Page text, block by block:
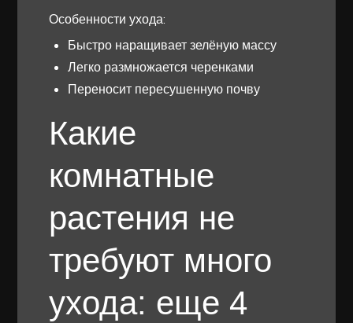
Особенности ухода:
Быстро наращивает зелёную массу
Легко размножается черенками
Переносит пересушенную почву
Какие
комнатные
растения не
требуют много
ухода: еще 4